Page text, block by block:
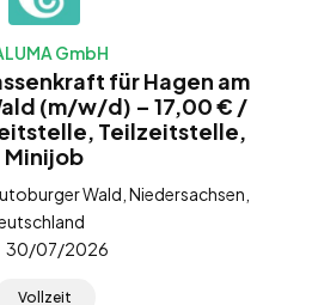
GmbH
für Hagen am
(m/w/d) – 17,00 € /
Teilzeitstelle,
Minijob
Wald, Niedersachsen,
30/07/2026
Vollzeit